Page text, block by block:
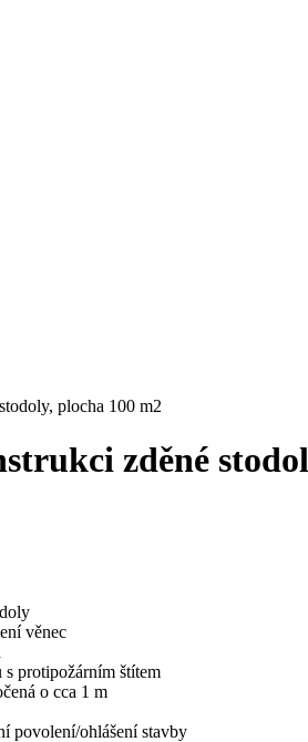
plocha 100 m2
zděné
věnec
protipožárním štítem
o cca 1 m
povolení/ohlášení stavby